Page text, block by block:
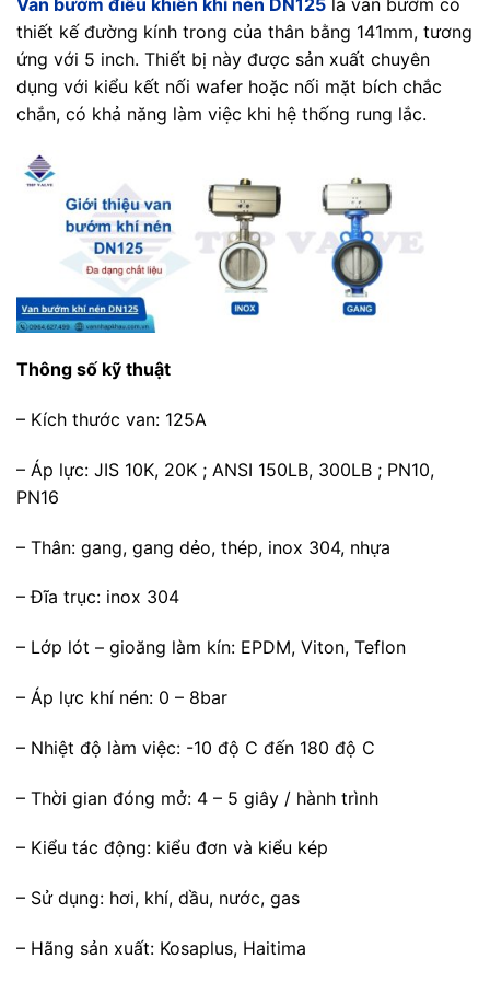
thiết kế đường kính trong của thân bằng 141mm, tương
ứng với 5 inch. Thiết bị này được sản xuất chuyên
dụng với kiểu kết nối wafer hoặc nối mặt bích chắc
chắn, có khả năng làm việc khi hệ thống rung lắc.
Thông số kỹ thuật
– Kích thước van: 125A
– Áp lực: JIS 10K, 20K ; ANSI 150LB, 300LB ; PN10,
PN16
– Thân: gang, gang dẻo, thép, inox 304, nhựa
– Đĩa trục: inox 304
– Lớp lót – gioăng làm kín: EPDM, Viton, Teflon
– Áp lực khí nén: 0 – 8bar
– Nhiệt độ làm việc: -10 độ C đến 180 độ C
– Thời gian đóng mở: 4 – 5 giây / hành trình
– Kiểu tác động: kiểu đơn và kiểu kép
– Sử dụng: hơi, khí, dầu, nước, gas
– Hãng sản xuất: Kosaplus, Haitima